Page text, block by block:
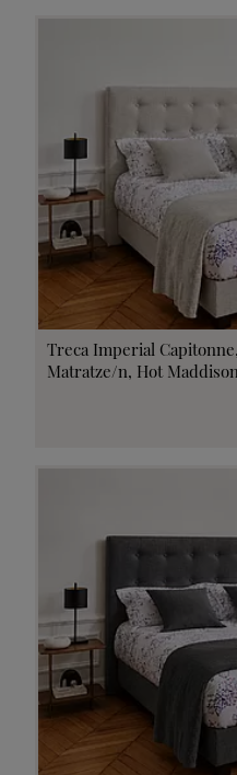
Treca Imperial
Matratze/n, Hot